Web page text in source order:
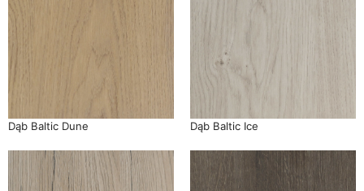
Dąb Baltic Dune Dąb Baltic Ice